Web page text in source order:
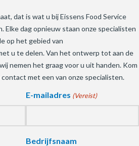
dat is wat u bij Eissens Food Service
Elke dag opnieuw staan onze specialisten
op het gebied van
u te delen. Van het ontwerp tot aan de
nemen het graag voor u uit handen. Kom
met een van onze specialisten.
E-mailadres (Vereist)
Bedrijfsnaam